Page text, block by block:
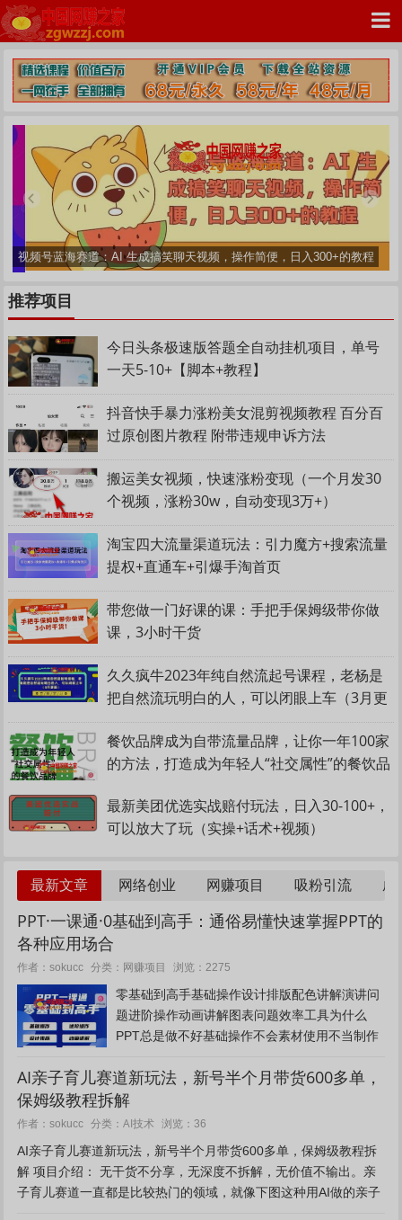
中国网赚之家
视频号蓝海赛道：AI 生成搞笑聊天视频，操作简便，日入300+的教程
推荐项目
今日头条极速版答题全自动挂机项目，单号
一天5-10+【脚本+教程】
抖音快手暴力涨粉美女混剪视频教程 百分百
过原创图片教程 附带违规申诉方法
搬运美女视频，快速涨粉变现（一个月发30
个视频，涨粉30w，自动变现3万+）
淘宝四大流量渠道玩法：引力魔方+搜索流量
提权+直通车+引爆手淘首页
带您做一门好课的课：手把手保姆级带你做
课，3小时干货
久久疯牛2023年纯自然流起号课程，老杨是
把自然流玩明白的人，可以闭眼上车（3月更
新）
餐饮品牌成为自带流量品牌，让你一年100家
的方法，打造成为年轻人“社交属性”的餐饮品
最新美团优选实战赔付玩法，日入30-100+，
可以放大了玩（实操+话术+视频）
最新文章 网络创业 网赚项目 吸粉引流 成
PPT·一课通·0基础到高手：通俗易懂快速掌握PPT的
各种应用场合
作者：sokucc 分类： 网赚项目 浏览：2275
零基础到高手基础操作设计排版配色讲解演讲问
题进阶操作动画讲解图表问题效率工具为什么
PPT总是做不好基础操作不会素材使用不当制作
乱课程目录1先导课.mp42为什么要做
PPT.mp43_做PPT前要准备...
AI亲子育儿赛道新玩法，新号半个月带货600多单，
保姆级教程拆解
作者：sokucc 分类： AI技术 浏览：36
AI亲子育儿赛道新玩法，新号半个月带货600多单，保姆级教程拆
解 项目介绍： 无干货不分享，无深度不拆解，无价值不输出。亲
子育儿赛道一直都是比较热门的领域，就像下图这种用AI做的亲子